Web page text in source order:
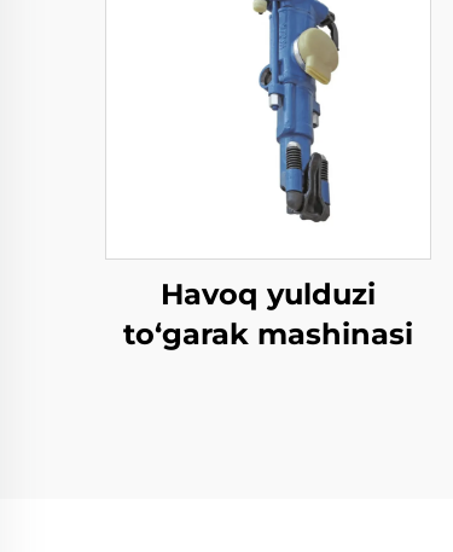
Havoq yulduzi
to‘garak mashinasi